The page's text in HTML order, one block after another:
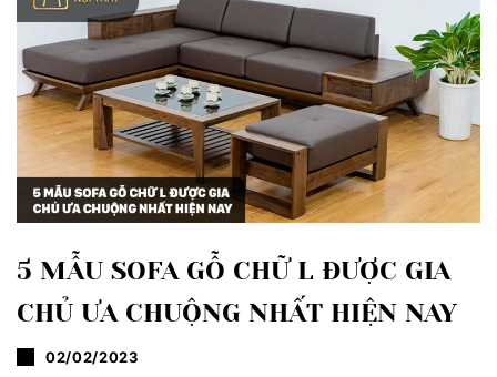
5 MẪU SOFA GỖ CHỮ L ĐƯỢC GIA
CHỦ ƯA CHUỘNG NHẤT HIỆN NAY
02/02/2023